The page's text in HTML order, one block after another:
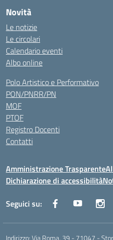
Novità
Le notizie
Le circolari
Calendario eventi
Albo online
Polo Artistico e Performativo
PON/PNRR/PN
MOF
PTOF
Registro Docenti
Contatti
Amministrazione Trasparente
Dichiarazione di accessibilità
Seguici su:
Indirizzo:Via Roma, 39 - 71047 -